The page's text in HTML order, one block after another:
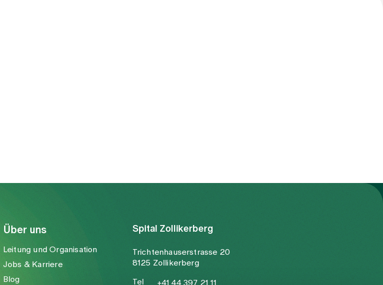
Über uns
Leitung und Organisation
Jobs & Karriere
Blog
Spital Zollikerberg
Trichtenhauserstrasse 20
8125 Zollikerberg
Tel +41 44 397 21 11